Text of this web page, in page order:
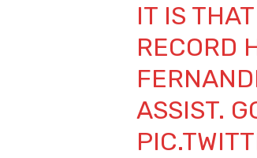
IT IS
RECORD
ASSIST.